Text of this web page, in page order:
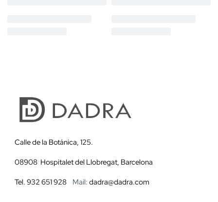
Calle de la Botánica, 125.
08908 Hospitalet del Llobregat, Barcelona
Tel. 932 651 928 Mail: dadra@dadra.com